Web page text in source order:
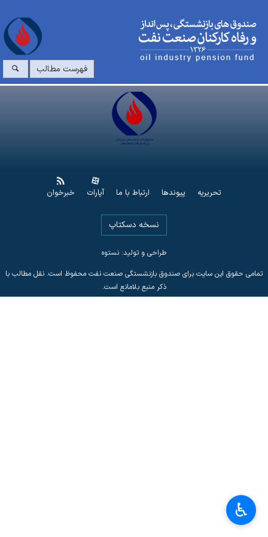
فهرست مطالب
تحریریه پیوندها ارتباط با ما آپارات خبرخوان
نسخه دسکتاپ
طراحی و تولید: نستوه
تمامی حقوق این سایت برای صندوق بازنشستگی صنعت نفت محفوظ است. نقل مطالب با
ذکر منبع بلامانع است.
♿︎